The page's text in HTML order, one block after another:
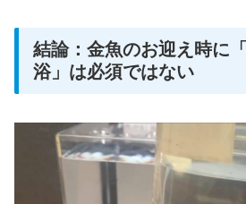
結論：金魚のお迎え時に
浴」は必須ではない